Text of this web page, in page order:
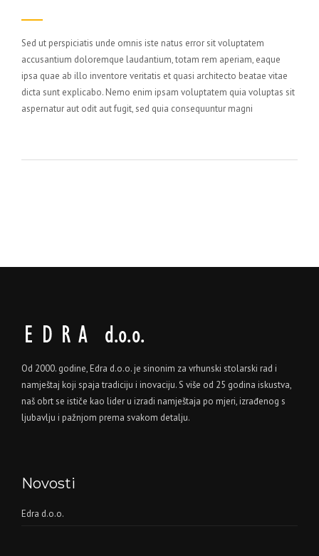
Sed ut perspiciatis unde omnis iste natus error sit voluptatem
accusantium doloremque laudantium, totam rem aperiam, eaque
ipsa quae ab illo inventore veritatis et quasi architecto beatae vitae
dicta sunt explicabo. Nemo enim ipsam voluptatem quia voluptas sit
aspernatur aut odit aut fugit, sed quia consequuntur magni
Od 2000. godine, Edra d.o.o. je sinonim za vrhunski stolarski rad i
namještaj koji spaja tradiciju i inovaciju. S više od 25 godina iskustva,
naš obrt se ističe kao lider u izradi namještaja po mjeri, izrađenog s
ljubavlju i pažnjom prema svakom detalju.
Novosti
Edra d.o.o.